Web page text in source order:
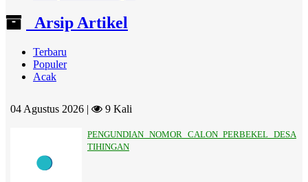
Arsip Artikel
Terbaru
Populer
Acak
04 Agustus 2026 | 9 Kali
PENGUNDIAN NOMOR CALON PERBEKEL DESA
TIHINGAN